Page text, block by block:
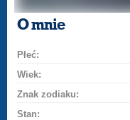
O mnie
Płeć:
Wiek:
Znak zodiaku:
Stan: